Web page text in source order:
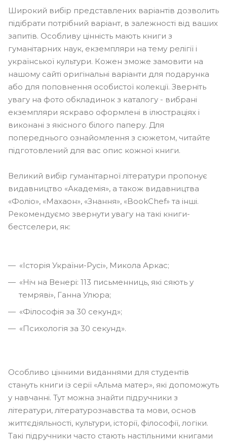
Широкий вибір представлених варіантів дозволить
підібрати потрібний варіант, в залежності від ваших
запитів. Особливу цінність мають книги з
гуманітарних наук, екземпляри на тему релігії і
української культури. Кожен зможе замовити на
нашому сайті оригінальні варіанти для подарунка
або для поповнення особистої колекції. Зверніть
увагу на фото обкладинок з каталогу - вибрані
екземпляри яскраво оформлені в ілюстраціях і
виконані з якісного білого паперу. Для
попереднього ознайомлення з сюжетом, читайте
підготовлений для вас опис кожної книги.
Великий вибір гуманітарної літератури пропонує
видавництво «Академія», а також видавництва
«Фоліо», «Махаон», «Знання», «BookChef» та інші.
Рекомендуємо звернути увагу на такі книги-
бестселери, як:
«Історія України-Русі», Микола Аркас;
«Ніч на Венері: 113 письменниць, які сяють у
темряві», Ганна Улюра;
«Філософія за 30 секунд»;
«Психологія за 30 секунд».
Особливо цінними виданнями для студентів
стануть книги із серії «Альма матер», які допоможуть
у навчанні. Тут можна знайти підручники з
літератури, літературознавства та мови, основ
життєдіяльності, культури, історії, філософії, логіки.
Такі підручники часто стають настільними книгами